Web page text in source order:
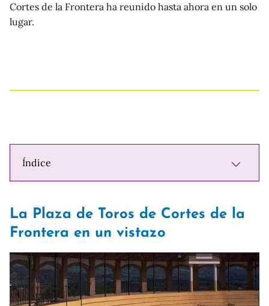
Cortes de la Frontera ha reunido hasta ahora en un solo
lugar.
Índice
La Plaza de Toros de Cortes de la
Frontera en un vistazo